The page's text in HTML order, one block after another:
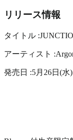
リリース情報
タイトル
アーティスト
発売日 :5月26日(水)